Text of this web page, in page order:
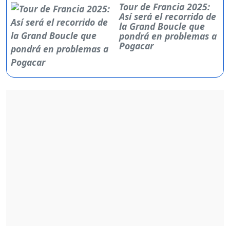
Tour de Francia 2025:
Así será el recorrido de
la Grand Boucle que
pondrá en problemas a
Pogacar